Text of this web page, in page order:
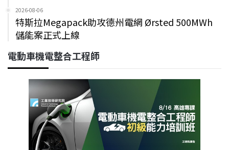
2026-08-06
特斯拉Megapack助攻德州電網 Ørsted 500MWh
儲能案正式上線
電動車機電整合工程師